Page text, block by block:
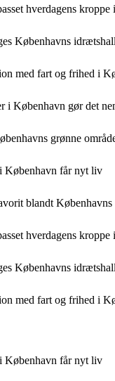
hverdagens kroppe
Københavns
med fart og frihed i
i København gør det
grønne
København får nyt liv
blandt Københavns
hverdagens kroppe
Københavns
med fart og frihed i
København får nyt liv